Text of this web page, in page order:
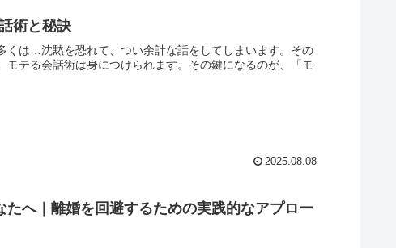
術と秘訣
くは…沈黙を恐れて、つい余計な話をしてしまいます。その
テる会話術は身につけられます。その鍵になるのが、「モ
2025.08.08
たへ｜離婚を回避するための実践的なアプロー